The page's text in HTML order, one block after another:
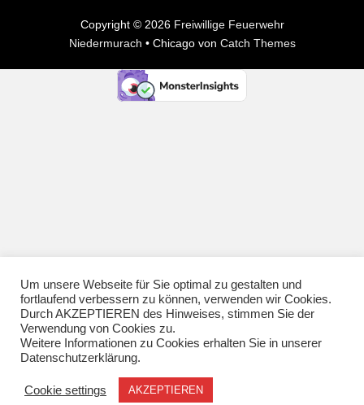
Copyright © 2026 Freiwillige Feuerwehr
Niedermurach • Chicago von Catch Themes
Um unsere Webseite für Sie optimal zu gestalten und
fortlaufend verbessern zu können, verwenden wir Cookies.
Durch AKZEPTIEREN des Hinweises, stimmen Sie der
Verwendung von Cookies zu.
Weitere Informationen zu Cookies erhalten Sie in unserer
Datenschutzerklärung.
Cookie settings AKZEPTIEREN